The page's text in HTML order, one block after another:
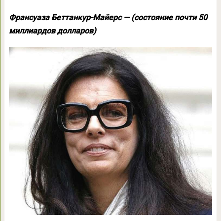
Франсуаза Беттанкур-Майерс — (состояние почти 50
миллиардов долларов)